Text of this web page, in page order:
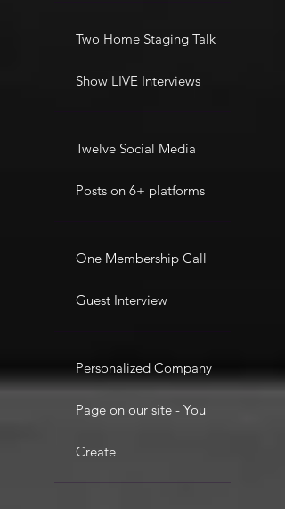
Two Home Staging Talk
Show LIVE Interviews
Twelve Social Media
Posts on 6+ platforms
One Membership Call
Guest Interview
Personalized Company
Page on our site - You
Create